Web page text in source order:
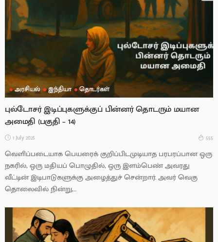
அரசியல் இந்தியா தொடர்கள்
புல்டோசர் இடிப்புகளுக்குப் பின்னர் தொடரும் மயான
அமைதி (பகுதி – 14)
1 July 2025 555
வெளிப்படையாக பெயரைக் குறிப்பிடமுடியாத பரபரப்பான ஒரு
நகரில், ஒரு மதியப் பொழுதில், ஒரு இளம்பெண் அவரது
வீட்டின் இடிபாடுகளுக்கு அழைத்துச் சென்றார். அவர் வெகு
தொலைவில் நின்று,...